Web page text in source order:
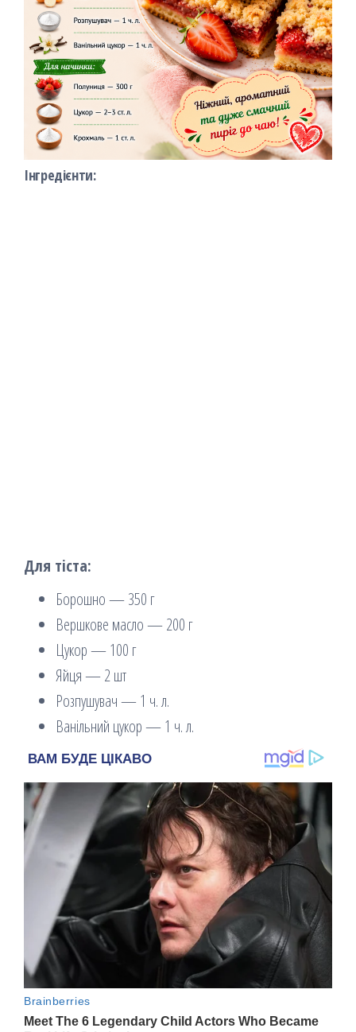
Інгредієнти:
Для тіста:
Борошно — 350 г
Вершкове масло — 200 г
Цукор — 100 г
Яйця — 2 шт
Розпушувач — 1 ч. л.
Ванільний цукор — 1 ч. л.